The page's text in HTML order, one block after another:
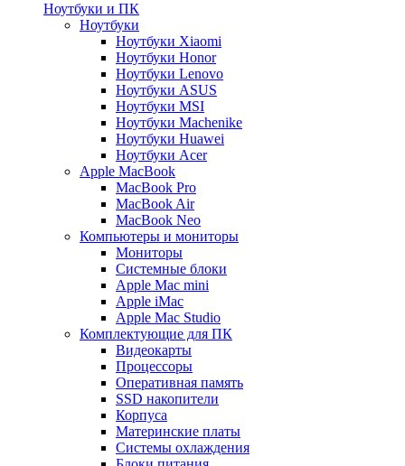
Ноутбуки и ПК
Ноутбуки
Ноутбуки Xiaomi
Ноутбуки Honor
Ноутбуки Lenovo
Ноутбуки ASUS
Ноутбуки MSI
Ноутбуки Machenike
Ноутбуки Huawei
Ноутбуки Acer
Apple MacBook
MacBook Pro
MacBook Air
MacBook Neo
Компьютеры и мониторы
Мониторы
Системные блоки
Apple Mac mini
Apple iMac
Apple Mac Studio
Комплектующие для ПК
Видеокарты
Процессоры
Оперативная память
SSD накопители
Корпуса
Материнские платы
Системы охлаждения